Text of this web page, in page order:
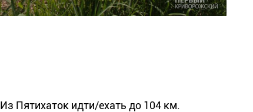
Пятихаток идти/ехать до 104 км.